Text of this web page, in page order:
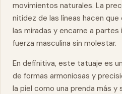
movimientos naturales. La
nitidez de las líneas hacen
las miradas y encarne a partes
fuerza masculina sin molestar.
En definitiva, este tatuaje es
de formas armoniosas y
la piel como una prenda más y